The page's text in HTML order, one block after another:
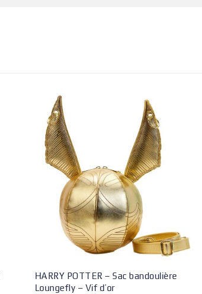
HARRY POTTER – Sac bandoulière
Loungefly – Vif d’or